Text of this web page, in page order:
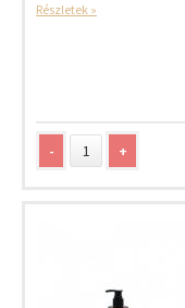
Részletek »
- +